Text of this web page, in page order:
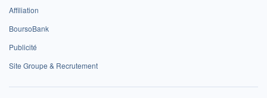
Affiliation
BoursoBank
Publicité
Site Groupe & Recrutement